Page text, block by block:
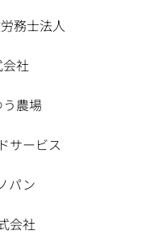
務士法人
社
農場
サービス
パン
会社